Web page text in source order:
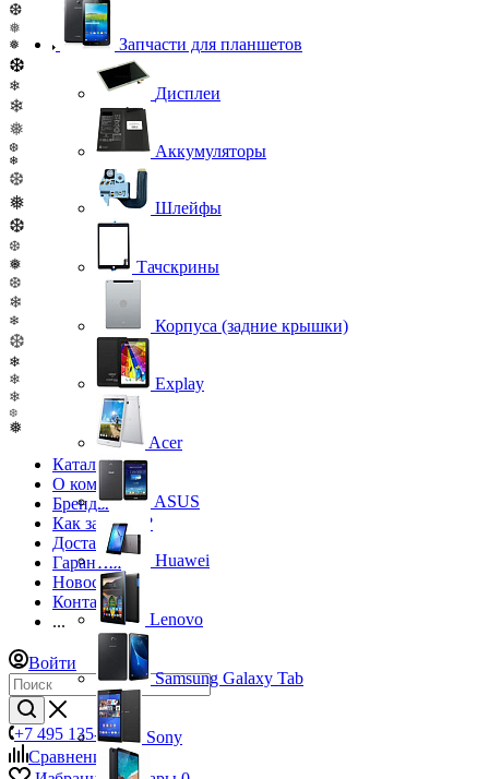
❆
❅
❅
❆
❄
❄
❅
❆
❄
❆
❅
❆
❆
❅
❆
❄
❄
❆
❄
❄
❄
❆
❅
Каталог
О компании
Бренды
Как заказать?
Доставка
Гарантия
Новости
Контакты
...
Войти
+7 495 135-39-43
Сравнение
0
Запчасти для планшетов
Дисплеи
Аккумуляторы
Шлейфы
Тачскрины
Корпуса (задние крышки)
Explay
Acer
ASUS
Huawei
Lenovo
Samsung Galaxy Tab
Sony